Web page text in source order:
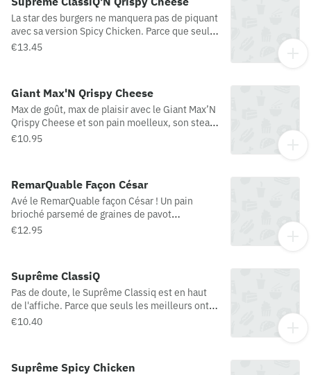
bovine : France)
La star des burgers ne manquera pas de piquant
avec sa version Spicy Chicken. Parce que seuls
les meilleurs ont leur place dans un Suprême,
à l’extérieur !
€13.45
Giant Max'N Qrispy Cheese
Max de goût, max de plaisir avec le Giant Max’N
Qrispy Cheese et son pain moelleux, son steak
haché 100% pur bœuf, sa sauce Giant iconique,
l’extérieur ! (Origine viande bovine possible :
France/Epagne/Pologne) Qrispy Cheese = palet
de fromage fondant dans un enrobage
croustillant
€10.95
RemarQuable Façon César
Avé le RemarQuable façon César ! Un pain
brioché parsemé de graines de pavot
accompagné d’un savoureux filet de poulet
italien avec pour sublimer le tout, une sauce
Chef César Signature. Cet été, il mérite tous les
lauriers !
€12.95
Suprême ClassiQ
Pas de doute, le Suprême Classiq est en haut
de l'affiche. Parce que seuls les meilleurs ont
leur place dans un Suprême, les ingrédients les
€10.40
Suprême Spicy Chicken